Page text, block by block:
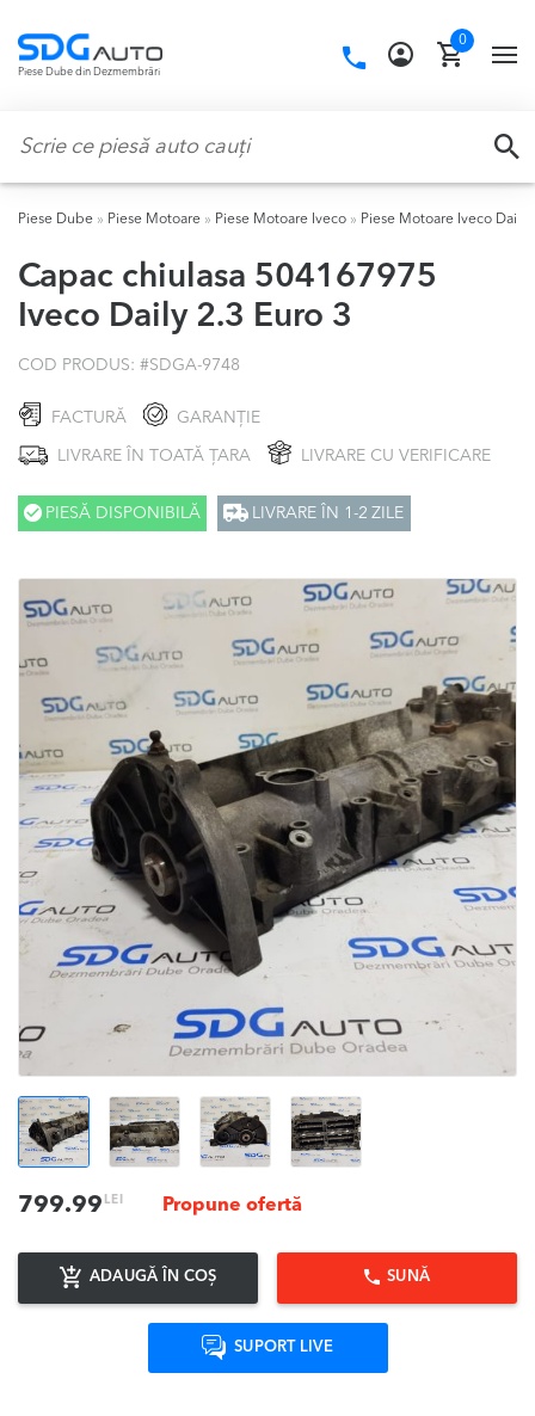
navigation
content
Piese Dube din Dezmembrări
Call
0
Piese Dube » Piese Motoare » Piese Motoare Iveco » Piese Motoare Iveco Daily
Capac chiulasa 504167975
Iveco Daily 2.3 Euro 3
COD PRODUS: #SDGA-9748
FACTURĂ GARANȚIE
LIVRARE ÎN TOATĂ ȚARA LIVRARE CU VERIFICARE
PIESĂ DISPONIBILĂ LIVRARE ÎN 1-2 ZILE
799.99 LEI Propune ofertă
ADAUGĂ ÎN COȘ SUNĂ
SUPORT LIVE